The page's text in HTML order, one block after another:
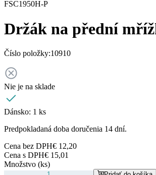
FSC1950H-P
Držák na přední
Číslo položky:10910
Nie je na sklade
Dánsko: 1 ks
Predpokladaná doba doručenia 14 dní.
Cena bez DPH€ 12,20
Cena s DPH€ 15,01
Množstvo (ks)